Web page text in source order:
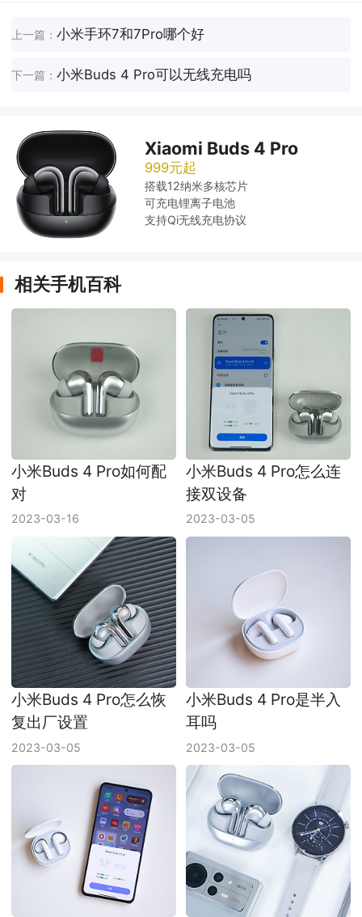
上一篇：小米手环7和7Pro哪个好
下一篇：小米Buds 4 Pro可以无线充电吗
Xiaomi Buds 4 Pro
999元起
搭载12纳米多核芯片
可充电锂离子电池
支持Qi无线充电协议
相关手机百科
小米Buds 4 Pro如何配
对
2023-03-16
小米Buds 4 Pro怎么连
接双设备
2023-03-05
小米Buds 4 Pro怎么恢
复出厂设置
2023-03-05
小米Buds 4 Pro是半入
耳吗
2023-03-05